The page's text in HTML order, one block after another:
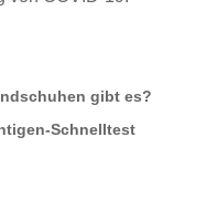
gibt es?
Schnelltest